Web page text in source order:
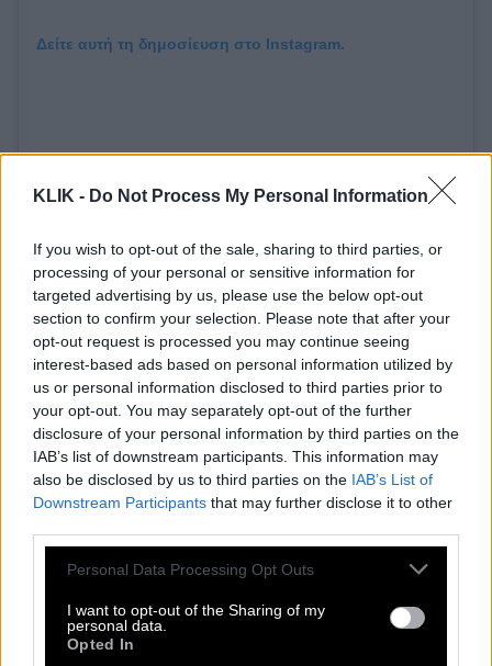
KLIK - Do Not Process My Personal Information
If you wish to opt-out of the sale, sharing to third parties, or
processing of your personal or sensitive information for
targeted advertising by us, please use the below opt-out
section to confirm your selection. Please note that after your
opt-out request is processed you may continue seeing
interest-based ads based on personal information utilized by
us or personal information disclosed to third parties prior to
your opt-out. You may separately opt-out of the further
disclosure of your personal information by third parties on the
IAB’s list of downstream participants. This information may
also be disclosed by us to third parties on the IAB’s List of
Downstream Participants that may further disclose it to other
Please note that this website/app uses one or more Google
not limited to your visit or usage behaviour. You may click to
grant or deny consent to Google and its third-party tags to
use your data for below specified purposes in below Google
Personal Data Processing Opt Outs
I want to opt-out of the Sharing of my
personal data.
Opted In
Δείτε αυτή τη δημοσίευση στο Instagram.
Φελλός.Ένας μεγάλος κλειστός όρμος με άμμο,
γαλαζοπράσινα νερά και αρμυρίκια για φυσική
σκιά. Η παραλία δεν είναι οργανωμένη και έχει
εύκολη πρόσβαση από ασφαλτόδρομο. Λίγο πιο
Σε κοντινή απόσταση λειτουργεί ταβέρνα.
Παραπορτιανή.
Είναι η μεγάλη παραλία της
Χώρας κάτω από το Παραπόρτι, στην οποία